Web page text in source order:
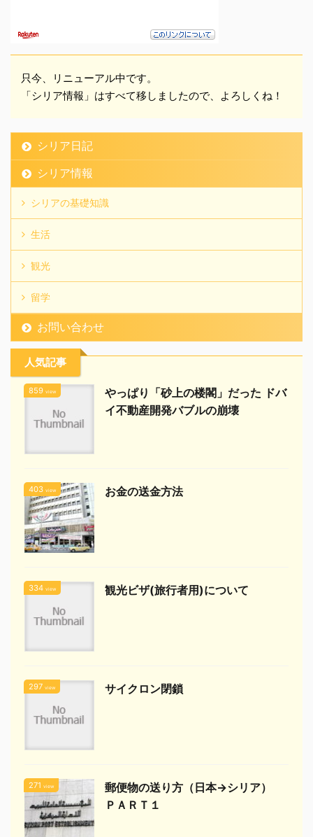
ね～」 BBA2「客商売だ
からねーえ」 は？客です
が？！ いや、例え私が従
業員でも、失礼すぎる。
老害め！ No tags ...
只今、リニューアル中です。
「シリア情報」はすべて移しましたので、よろしくね！
シリア日記
シリア情報
シリアの基礎知識
生活
観光
留学
お問い合わせ
人気記事
859 view
やっぱり「砂上の楼閣」だった ドバ
イ不動産開発バブルの崩壊
403 view お金の送金方法
334 view 観光ビザ(旅行者用)について
297 view サイクロン閉鎖
271 view
郵便物の送り方（日本→シリア）
ＰＡＲＴ１